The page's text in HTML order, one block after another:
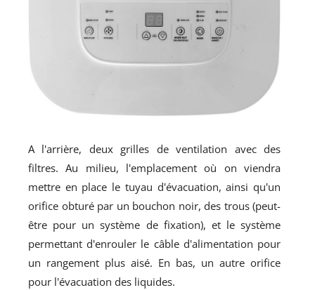
A l'arrière, deux grilles de ventilation avec des
filtres. Au milieu, l'emplacement où on viendra
mettre en place le tuyau d'évacuation, ainsi qu'un
orifice obturé par un bouchon noir, des trous (peut-
être pour un système de fixation), et le système
permettant d'enrouler le câble d'alimentation pour
un rangement plus aisé. En bas, un autre orifice
pour l'évacuation des liquides.